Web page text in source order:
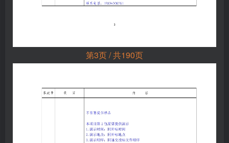
第3页 / 共190页